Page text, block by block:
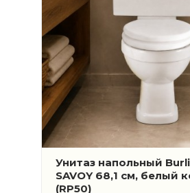
Villeroy & Boch
Унитаз напольный
SAVOY 68,1 см, белый
(RP50)